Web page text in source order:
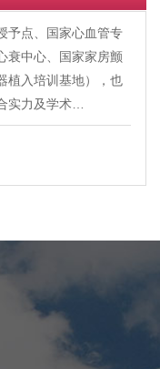
予点、国家心血管专
衰中心、国家家房颤
植入培训基地），也
实力及学术…